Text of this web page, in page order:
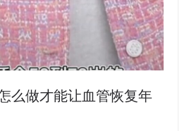
么做才能让血管恢复年